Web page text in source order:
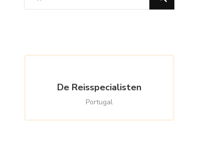
for
De Reisspecialisten
Portugal